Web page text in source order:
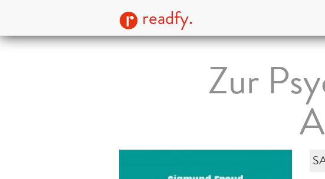
readfy.
Zur